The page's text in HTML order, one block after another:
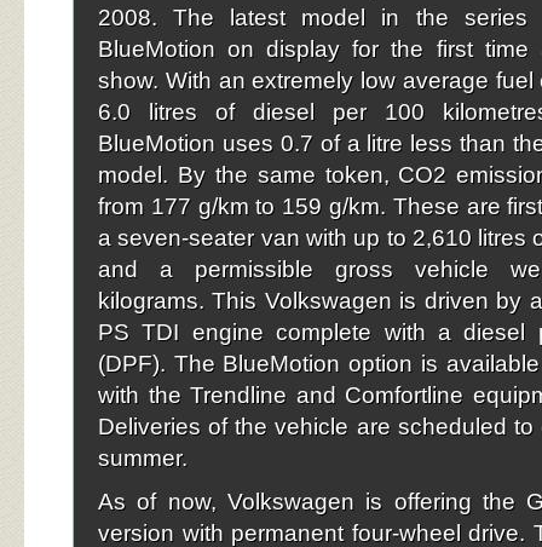
2008. The latest model in the series
BlueMotion on display for the first time
show. With an extremely low average fuel
6.0 litres of diesel per 100
BlueMotion uses 0.7 of a litre less than
model. By the same token, CO2
from 177 g/km to 159 g/km. These are
a seven-seater van with up to 2,610 litres
and a permissible gross vehicle
kilograms. This Volkswagen is driven by
PS TDI engine complete with a diesel
(DPF). The BlueMotion option is
with the Trendline and Comfortline
Deliveries of the vehicle are scheduled to
summer.
As of now, Volkswagen is offering the
version with permanent four-wheel drive.